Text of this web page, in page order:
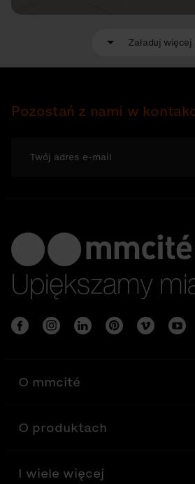
Załaduj więcej
Pozostań z nami w
Upiększamy
O mmcité
O produktach
I wiele więcej